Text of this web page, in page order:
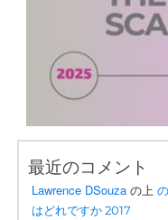
最近のコメント
Lawrence DSouza の上
はどれですか 2017